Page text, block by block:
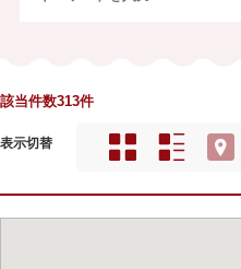
該当件数313件
表示切替